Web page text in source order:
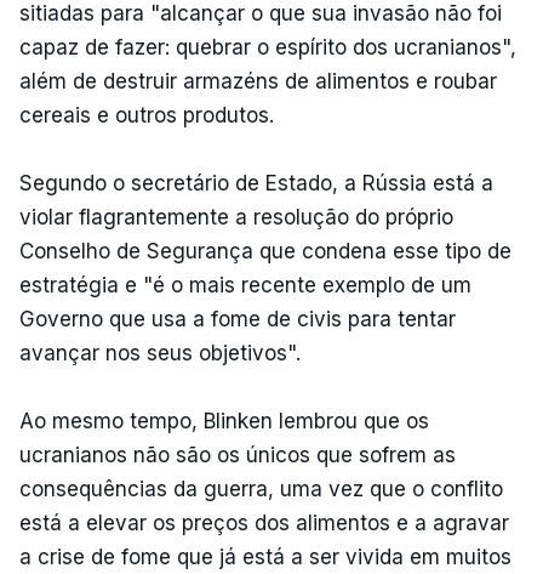
sitiadas para "alcançar o que sua invasão não foi
capaz de fazer: quebrar o espírito dos ucranianos",
além de destruir armazéns de alimentos e roubar
cereais e outros produtos.
Segundo o secretário de Estado, a Rússia está a
violar flagrantemente a resolução do próprio
Conselho de Segurança que condena esse tipo de
estratégia e "é o mais recente exemplo de um
Governo que usa a fome de civis para tentar
avançar nos seus objetivos".
Ao mesmo tempo, Blinken lembrou que os
ucranianos não são os únicos que sofrem as
consequências da guerra, uma vez que o conflito
está a elevar os preços dos alimentos e a agravar
a crise de fome que já está a ser vivida em muitos